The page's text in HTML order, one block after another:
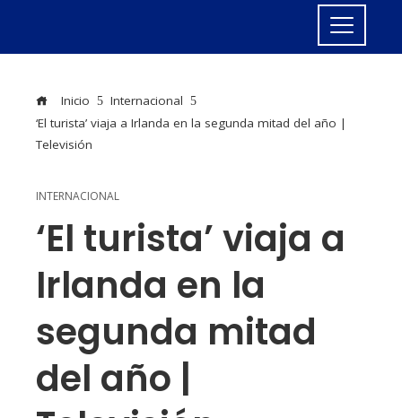
Inicio
Internacional
‘El turista’ viaja a Irlanda en la segunda mitad del año |
Televisión
INTERNACIONAL
‘El turista’ viaja a
Irlanda en la
segunda mitad
del año |